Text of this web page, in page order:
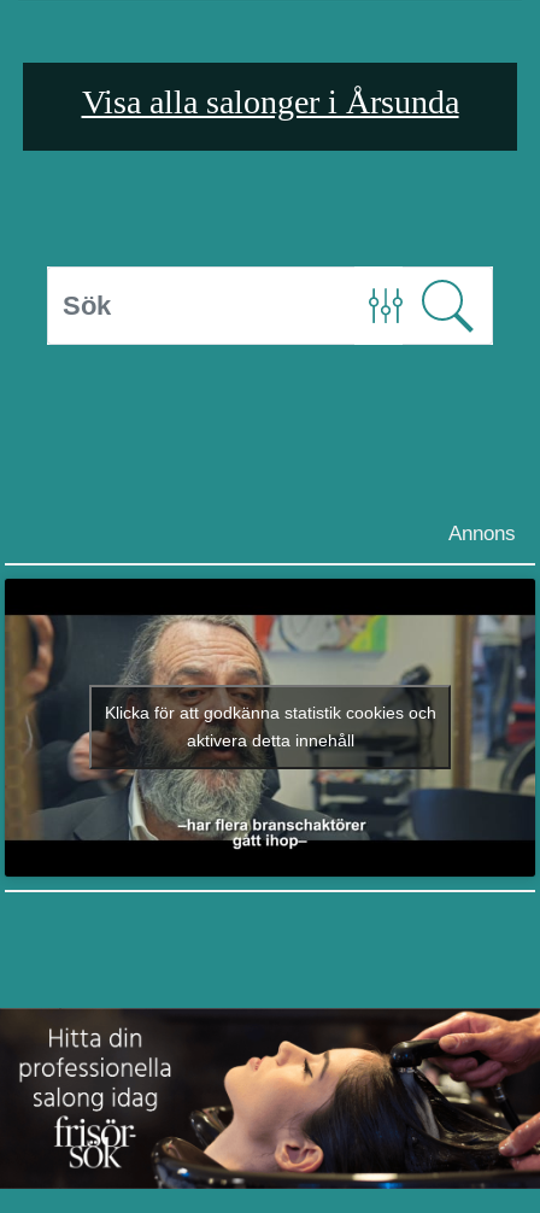
Visa alla salonger i Årsunda
Annons
Klicka för att godkänna statistik cookies och
aktivera detta innehåll